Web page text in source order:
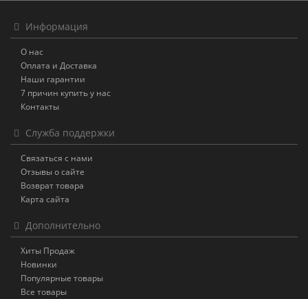
Информация
О нас
Оплата и Доставка
Наши гарантии
7 причин купить у нас
Контакты
Служба поддержки
Связаться с нами
Отзывы о сайте
Возврат товара
Карта сайта
Дополнительно
Хиты Продаж
Новинки
Популярные товары
Все товары